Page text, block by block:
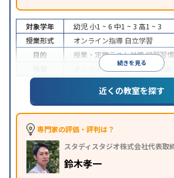
続きを見る
対象学年 幼児 小1 ~ 6 中1 ~ 3 高1 ~ 3
授業形式
オンライン指導 自立学習
目的
授業・定期テスト対策学習習
オンライン対応1科目から受講
近くの教室を探す
専門家の評価・評判は？
スタディスタジオ株式会社代表取
鈴木孝一